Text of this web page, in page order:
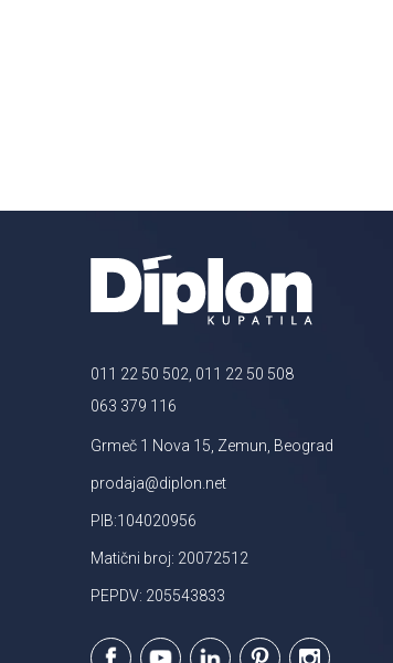
011 22 50 502, 011 22 50 508
063 379 116
Grmeč 1 Nova 15, Zemun, Beograd
prodaja@diplon.net
PIB:104020956
Matični broj: 20072512
PEPDV: 205543833